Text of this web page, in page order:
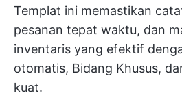
Templat ini memastikan
pesanan tepat waktu, dan
inventaris yang efektif
otomatis, Bidang Khusus,
kuat.